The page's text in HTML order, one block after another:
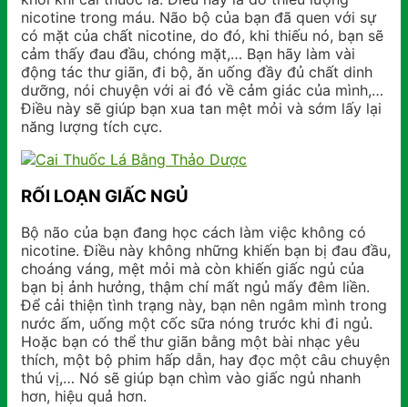
nicotine trong máu. Não bộ của bạn đã quen với sự
có mặt của chất nicotine, do đó, khi thiếu nó, bạn sẽ
cảm thấy đau đầu, chóng mặt,… Bạn hãy làm vài
động tác thư giãn, đi bộ, ăn uống đầy đủ chất dinh
dưỡng, nói chuyện với ai đó về cảm giác của mình,…
Điều này sẽ giúp bạn xua tan mệt mỏi và sớm lấy lại
năng lượng tích cực.
RỐI LOẠN GIẤC NGỦ
Bộ não của bạn đang học cách làm việc không có
nicotine. Điều này không những khiến bạn bị đau đầu,
choáng váng, mệt mỏi mà còn khiến giấc ngủ của
bạn bị ảnh hưởng, thậm chí mất ngủ mấy đêm liền.
Để cải thiện tình trạng này, bạn nên ngâm mình trong
nước ấm, uống một cốc sữa nóng trước khi đi ngủ.
Hoặc bạn có thể thư giãn bằng một bài nhạc yêu
thích, một bộ phim hấp dẫn, hay đọc một câu chuyện
thú vị,… Nó sẽ giúp bạn chìm vào giấc ngủ nhanh
hơn, hiệu quả hơn.